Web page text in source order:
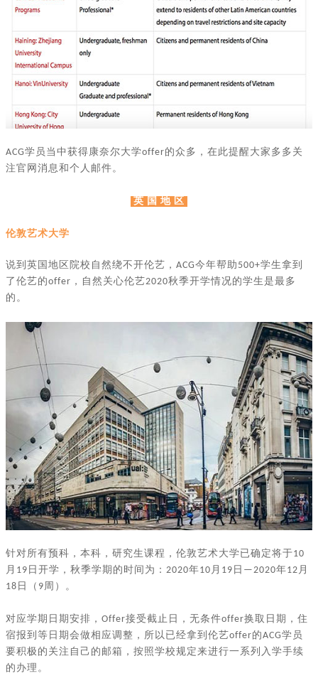
ACG学员当中获得康奈尔大学offer的众多，在此提醒大家多多关
注官网消息和个人邮件。
英 国 地 区
伦敦艺术大学
说到英国地区院校自然绕不开伦艺， ACG今年帮助 500+学生拿到
了伦艺的offer ，自然关心伦艺2020秋季开学情况的学生是最多
的。
针对所有预科，本科，研究生课程，伦敦艺术大学已确定将于10
月 19 日开学，秋季学期的时间为： 2020年10 月 19 日 —2020年12 月
18 日（ 9 周）。
对应学期日期安排， Offer接受截止日，无条件offer换取日期，住
宿报到等日期会做相应调整，所以已经拿到伦艺offer的ACG学员
要积极的关注自己的邮箱，按照学校规定来进行一系列入学手续
的办理。